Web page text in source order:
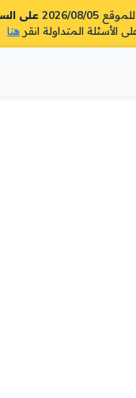
2026/08/05 على الساعة 16:31
الأسئلة المتداولة انقر هنا